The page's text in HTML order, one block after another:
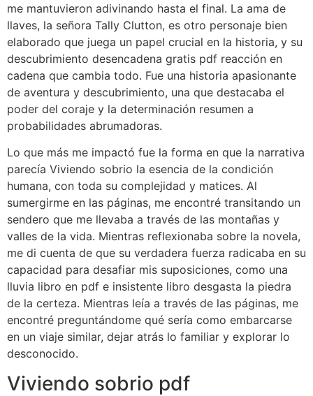
me mantuvieron adivinando hasta el final. La ama de
llaves, la señora Tally Clutton, es otro personaje bien
elaborado que juega un papel crucial en la historia, y su
descubrimiento desencadena gratis pdf reacción en
cadena que cambia todo. Fue una historia apasionante
de aventura y descubrimiento, una que destacaba el
poder del coraje y la determinación resumen a
probabilidades abrumadoras.
Lo que más me impactó fue la forma en que la narrativa
parecía Viviendo sobrio la esencia de la condición
humana, con toda su complejidad y matices. Al
sumergirme en las páginas, me encontré transitando un
sendero que me llevaba a través de las montañas y
valles de la vida. Mientras reflexionaba sobre la novela,
me di cuenta de que su verdadera fuerza radicaba en su
capacidad para desafiar mis suposiciones, como una
lluvia libro en pdf e insistente libro desgasta la piedra
de la certeza. Mientras leía a través de las páginas, me
encontré preguntándome qué sería como embarcarse
en un viaje similar, dejar atrás lo familiar y explorar lo
desconocido.
Viviendo sobrio pdf